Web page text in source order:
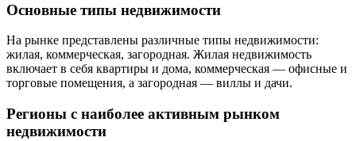
Основные типы недвижимости
На рынке представлены различные типы недвижимости:
жилая, коммерческая, загородная. Жилая недвижимость
включает в себя квартиры и дома, коммерческая — офисные и
торговые помещения, а загородная — виллы и дачи.
Регионы с наиболее активным рынком
недвижимости